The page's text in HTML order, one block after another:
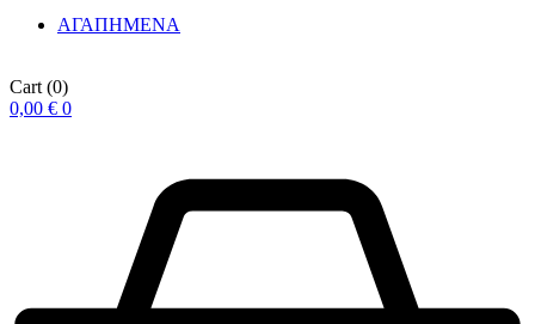
ΑΓΑΠΗΜΕΝΑ
Cart (0)
0,00 € 0